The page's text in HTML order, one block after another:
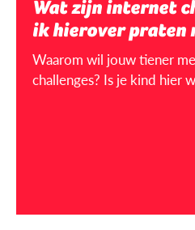
Wat zijn internet
ik hierover praten
Waarom wil jouw tiener
challenges? Is je kind hier